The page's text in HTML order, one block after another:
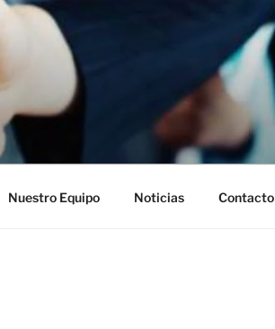
para Pymes y Emprendimiento
Nuestro Equipo Noticias Contacto